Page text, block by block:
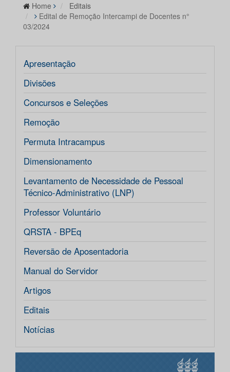
Home
Editais
Edital de Remoção Intercampi de Docentes n°
03/2024
Apresentação
Divisões
Concursos e Seleções
Remoção
Permuta Intracampus
Dimensionamento
Levantamento de Necessidade de Pessoal
Técnico-Administrativo (LNP)
Professor Voluntário
QRSTA - BPEq
Reversão de Aposentadoria
Manual do Servidor
Artigos
Editais
Notícias